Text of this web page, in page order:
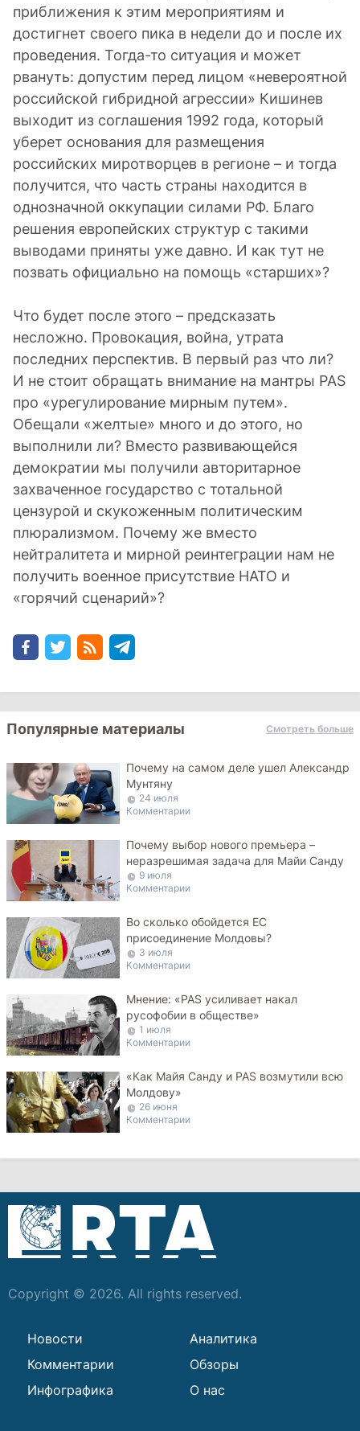
приближения к этим мероприятиям и
достигнет своего пика в недели до и после их
проведения. Тогда-то ситуация и может
рвануть: допустим перед лицом «невероятной
российской гибридной агрессии» Кишинев
выходит из соглашения 1992 года, который
уберет основания для размещения
российских миротворцев в регионе – и тогда
получится, что часть страны находится в
однозначной оккупации силами РФ. Благо
решения европейских структур с такими
выводами приняты уже давно. И как тут не
позвать официально на помощь «старших»?
Что будет после этого – предсказать
несложно. Провокация, война, утрата
последних перспектив. В первый раз что ли?
И не стоит обращать внимание на мантры PAS
про «урегулирование мирным путем».
Обещали «желтые» много и до этого, но
выполнили ли? Вместо развивающейся
демократии мы получили авторитарное
захваченное государство с тотальной
цензурой и скукоженным политическим
плюрализмом. Почему же вместо
нейтралитета и мирной реинтеграции нам не
получить военное присутствие НАТО и
«горячий сценарий»?
Популярные материалы Смотреть больше
Почему на самом деле ушел Александр
Мунтяну
24 июля
Комментарии
Почему выбор нового премьера –
неразрешимая задача для Майи Санду
9 июля
Комментарии
Во сколько обойдется ЕС
присоединение Молдовы?
3 июля
Комментарии
Мнение: «PAS усиливает накал
русофобии в обществе»
1 июля
Комментарии
«Как Майя Санду и PAS возмутили всю
Молдову»
26 июня
Комментарии
Copyright © 2026. All rights reserved.
Новости
Аналитика
Комментарии
Обзоры
Инфографика
О нас